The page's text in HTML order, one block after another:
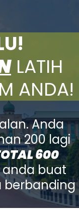
LATIH
ANDA!
Anda
200 lagi
600
buat
berbanding